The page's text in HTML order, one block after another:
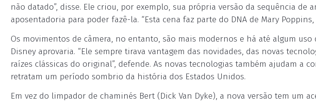
não datado”, disse. Ele criou, por exemplo, sua própria versão da sequência de
aposentadoria para poder fazê-la. “Esta cena faz parte do DNA de Mary
Os movimentos de câmera, no entanto, são mais modernos e há até algum uso
Disney aprovaria. “Ele sempre tirava vantagem das novidades, das novas
raízes clássicas do original”, defende. As novas tecnologias também ajudam a
retratam um período sombrio da história dos Estados Unidos.
Em vez do limpador de chaminés Bert (Dick Van Dyke), a nova versão tem um